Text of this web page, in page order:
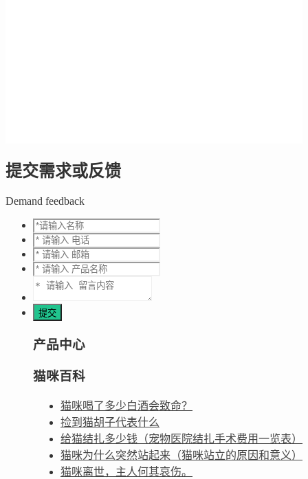
提交需求或反馈
Demand feedback
产品中心
猫咪百科
猫咪喝了多少白酒会致命？
捡到猫胡子代表什么
给猫结扎多少钱（宠物医院结扎手术费用一览表）
猫咪为什么突然站起来（猫咪站立的原因和意义）
猫咪离世，主人何其哀伤。